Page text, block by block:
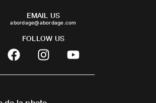
EMAIL US
abordage@abordage.com
FOLLOW US
F
a
c
b
I
n
s
a
Y
o
u